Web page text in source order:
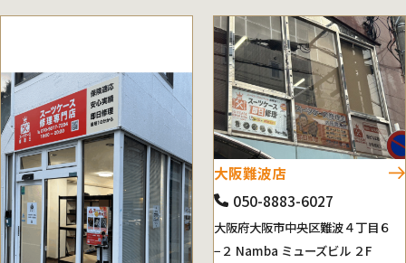
大阪難波店
050-8883-6027
大阪府大阪市中央区難波４丁目６
−２ Namba ミューズビル ２F